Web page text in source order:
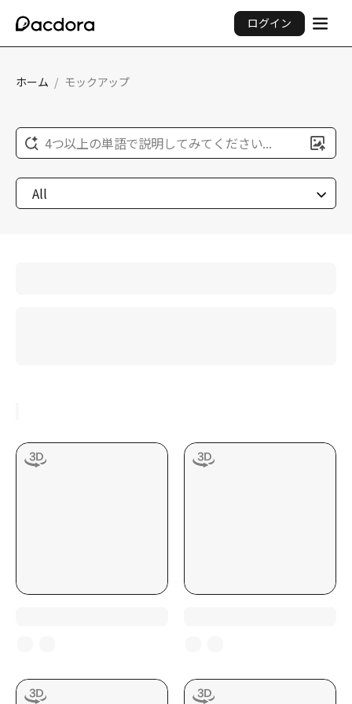
ログイン
ホーム / モックアップ
4つ以上の単語で説明してみてください...
All